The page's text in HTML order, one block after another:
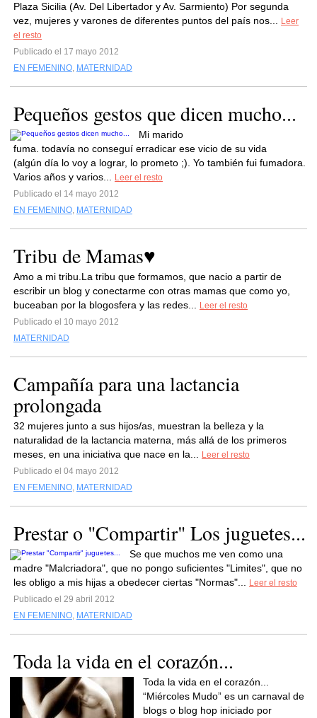
Plaza Sicilia (Av. Del Libertador y Av. Sarmiento) Por segunda
vez, mujeres y varones de diferentes puntos del país nos...
Leer
el resto
Publicado el 17 mayo 2012
EN FEMENINO, MATERNIDAD
Pequeños gestos que dicen mucho...
Mi marido
fuma. todavía no conseguí erradicar ese vicio de su vida
(algún día lo voy a lograr, lo prometo ;). Yo también fui fumadora.
Varios años y varios...
Leer el resto
Publicado el 14 mayo 2012
EN FEMENINO, MATERNIDAD
Tribu de Mamas♥
Amo a mi tribu.La tribu que formamos, que nacio a partir de
escribir un blog y conectarme con otras mamas que como yo,
buceaban por la blogosfera y las redes...
Leer el resto
Publicado el 10 mayo 2012
MATERNIDAD
Campañía para una lactancia
prolongada
32 mujeres junto a sus hijos/as, muestran la belleza y la
naturalidad de la lactancia materna, más allá de los primeros
meses, en una iniciativa que nace en la...
Leer el resto
Publicado el 04 mayo 2012
EN FEMENINO, MATERNIDAD
Prestar o "Compartir" Los juguetes...
Se que muchos me ven como una
madre "Malcriadora", que no pongo suficientes "Limites", que no
les obligo a mis hijas a obedecer ciertas "Normas"...
Leer el resto
Publicado el 29 abril 2012
EN FEMENINO, MATERNIDAD
Toda la vida en el corazón...
Toda la vida en el corazón...
“Miércoles Mudo” es un carnaval de
blogs o blog hop iniciado por